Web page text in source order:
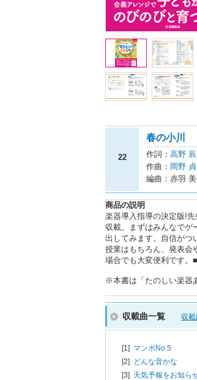
22
春の小川
作詞： 高野 辰
作曲： 岡野
編曲：赤羽
商品の説明
楽器導入指導の決定版!
収載。まずはみんなでゲ
出してみます。自信がつ
授業はもちろん、発表会
場合でも大変便利です。
※本書は「たのしい楽器
収載曲一覧 収
[1] マンボNo.5
[2] どんな音かな
[3] 天気予報をお知ら